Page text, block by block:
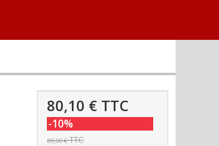
80,10 € TTC
-10%
89,00 €TTC